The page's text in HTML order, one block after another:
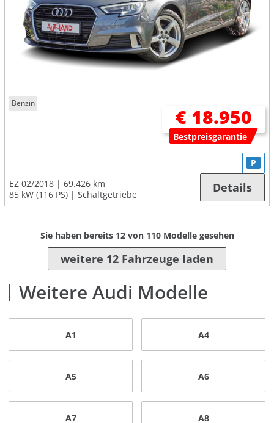
Benzin
€ 18.950
Bestpreisgarantie
EZ 02/2018
69.426 km
85 kW (116 PS)
Schaltgetriebe
P
Details
Sie haben bereits 12von 110Modelle gesehen
weitere 12 Fahrzeuge laden
Weitere Audi Modelle
A1 A4
A5 A6
A7 A8